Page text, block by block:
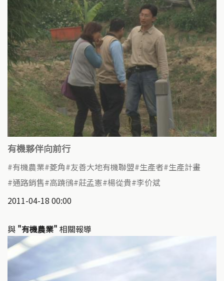
有機夥伴向前行
有機農業 菱角 友善大地有機聯盟 生產者 生產計畫
通路銷售 高蹺鴴 莊孟憲 楊從貴 李价斌
2011-04-18 00:00
與 "有機農業" 相關報導